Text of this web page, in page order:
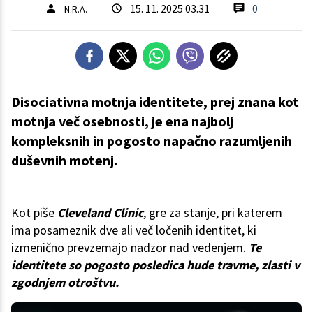
N.R.A. 15. 11. 2025 03.31 0
Disociativna motnja identitete, prej znana kot
motnja več osebnosti, je ena najbolj
kompleksnih in pogosto napačno razumljenih
duševnih motenj.
Kot piše Cleveland Clinic, gre za stanje, pri katerem
ima posameznik dve ali več ločenih identitet, ki
izmenično prevzemajo nadzor nad vedenjem. Te
identitete so pogosto posledica hude travme, zlasti v
zgodnjem otroštvu.